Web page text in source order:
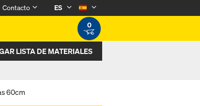
Contacto
ES
0
LISTA DE MATERIALES
60cm